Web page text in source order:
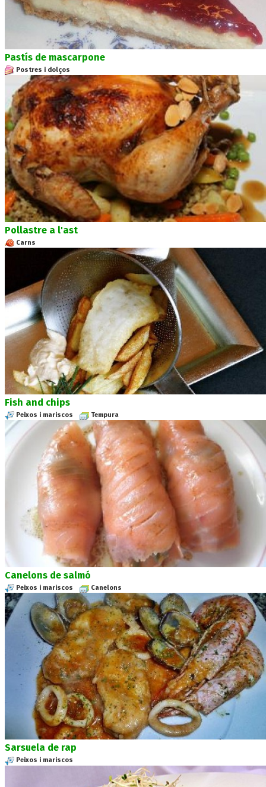
Pastís de mascarpone
Postres i dolços
Pollastre a l'ast
Carns
Fish and chips
Peixos i mariscos Tempura
Canelons de salmó
Peixos i mariscos Canelons
Sarsuela de rap
Peixos i mariscos